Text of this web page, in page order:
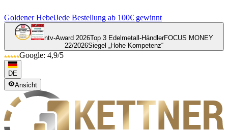
Goldener HebelJede Bestellung ab 100€ gewinnt
ntv-Award 2026Top 3 Edelmetall-HändlerFOCUS MONEY
22/2026Siegel „Hohe Kompetenz“
Google: 4,9/5
DE
Ansicht